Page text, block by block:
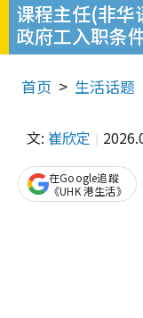
课程主任(非
政府工入职条
首页 生活话题
文: 崔欣定
在Google追蹤
《UHK 港生活》